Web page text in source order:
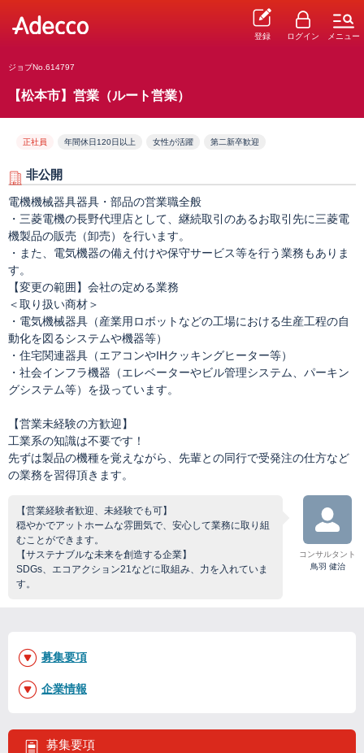
登録 ログイン メニュー
ジョブNo.614797
【松本市】営業（ルート営業）
正社員 年間休日120日以上 女性が活躍 第二新卒歓迎
非公開
電機機械器具器具・部品の営業職全般
・三菱電機の長野代理店として、継続取引のあるお取引先に三菱電
機製品の販売（卸売）を行います。
・また、電気機器の備え付けや保守サービス等を行う業務もありま
す。
【変更の範囲】会社の定める業務
＜取り扱い商材＞
・電気機械器具（産業用ロボットなどの工場における生産工程の自
動化を図るシステムや機器等）
・住宅関連器具（エアコンやIHクッキングヒーター等）
・社会インフラ機器（エレベーターやビル管理システム、パーキン
グシステム等）を扱っています。
【営業未経験の方歓迎】
工業系の知識は不要です！
先ずは製品の機種を覚えながら、先輩との同行で受発注の仕方など
の業務を習得頂きます。
【営業経験者歓迎、未経験でも可】
穏やかでアットホームな雰囲気で、安心して業務に取り組
むことができます。
【サステナブルな未来を創造する企業】
SDGs、エコアクション21などに取組み、力を入れていま
す。
コンサルタント
鳥羽 健治
募集要項
募集要項
企業情報